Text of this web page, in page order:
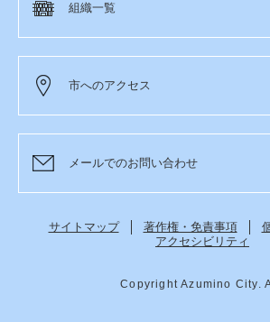
組織一覧
市へのアクセス
メールでのお問い合わせ
サイトマップ 著作権・免責事項
アクセシビリティ
Copyright Azumino City.